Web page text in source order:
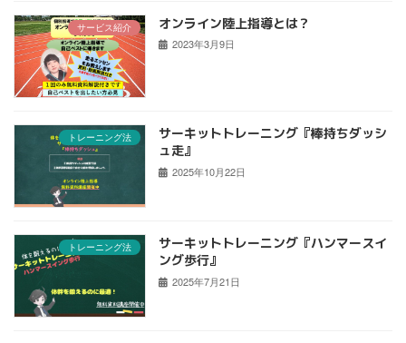
サービス紹介 オンライン陸上指導とは？
2023年3月9日
トレーニング法
サーキットトレーニング『棒持ちダッシ
ュ走』
2025年10月22日
トレーニング法
サーキットトレーニング『ハンマースイ
ング歩行』
2025年7月21日